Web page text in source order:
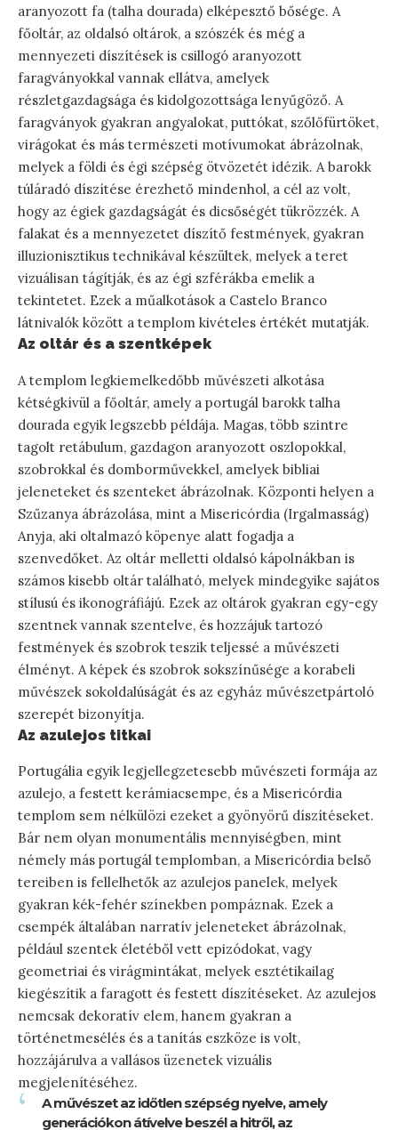
aranyozott fa (talha dourada) elképesztő bősége. A
főoltár, az oldalsó oltárok, a szószék és még a
mennyezeti díszítések is csillogó aranyozott
faragványokkal vannak ellátva, amelyek
részletgazdagsága és kidolgozottsága lenyűgöző. A
faragványok gyakran angyalokat, puttókat, szőlőfürtöket,
virágokat és más természeti motívumokat ábrázolnak,
melyek a földi és égi szépség ötvözetét idézik. A barokk
túláradó díszítése érezhető mindenhol, a cél az volt,
hogy az égiek gazdagságát és dicsőségét tükrözzék. A
falakat és a mennyezetet díszítő festmények, gyakran
illuzionisztikus technikával készültek, melyek a teret
vizuálisan tágítják, és az égi szférákba emelik a
tekintetet. Ezek a műalkotások a Castelo Branco
látnivalók között a templom kivételes értékét mutatják.
Az oltár és a szentképek
A templom legkiemelkedőbb művészeti alkotása
kétségkívül a főoltár, amely a portugál barokk talha
dourada egyik legszebb példája. Magas, több szintre
tagolt retábulum, gazdagon aranyozott oszlopokkal,
szobrokkal és domborművekkel, amelyek bibliai
jeleneteket és szenteket ábrázolnak. Központi helyen a
Szűzanya ábrázolása, mint a Misericórdia (Irgalmasság)
Anyja, aki oltalmazó köpenye alatt fogadja a
szenvedőket. Az oltár melletti oldalsó kápolnákban is
számos kisebb oltár található, melyek mindegyike sajátos
stílusú és ikonográfiájú. Ezek az oltárok gyakran egy-egy
szentnek vannak szentelve, és hozzájuk tartozó
festmények és szobrok teszik teljessé a művészeti
élményt. A képek és szobrok sokszínűsége a korabeli
művészek sokoldalúságát és az egyház művészetpártoló
szerepét bizonyítja.
Az azulejos titkai
Portugália egyik legjellegzetesebb művészeti formája az
azulejo, a festett kerámiacsempe, és a Misericórdia
templom sem nélkülözi ezeket a gyönyörű díszítéseket.
Bár nem olyan monumentális mennyiségben, mint
némely más portugál templomban, a Misericórdia belső
tereiben is fellelhetők az azulejos panelek, melyek
gyakran kék-fehér színekben pompáznak. Ezek a
csempék általában narratív jeleneteket ábrázolnak,
például szentek életéből vett epizódokat, vagy
geometriai és virágmintákat, melyek esztétikailag
kiegészítik a faragott és festett díszítéseket. Az azulejos
nemcsak dekoratív elem, hanem gyakran a
történetmesélés és a tanítás eszköze is volt,
hozzájárulva a vallásos üzenetek vizuális
megjelenítéséhez.
A művészet az időtlen szépség nyelve, amely
generációkon átívelve beszél a hitről, az